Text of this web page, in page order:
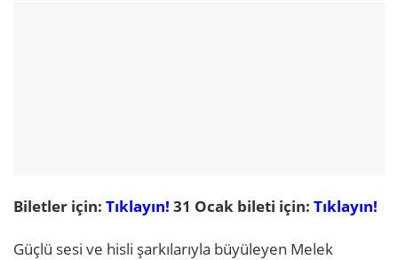
Biletler için: Tıklayın! 31 Ocak bileti için: Tıklayın!
Güçlü sesi ve hisli şarkılarıyla büyüleyen Melek